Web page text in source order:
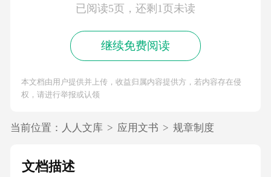
已阅读5页，还剩1页未读
继续免费阅读
本文档由用户提供并上传，收益归属内容提供方，若内容存在侵
权，请进行举报或认领
当前位置： 人人文库 > 应用文书 > 规章制度
文档描述